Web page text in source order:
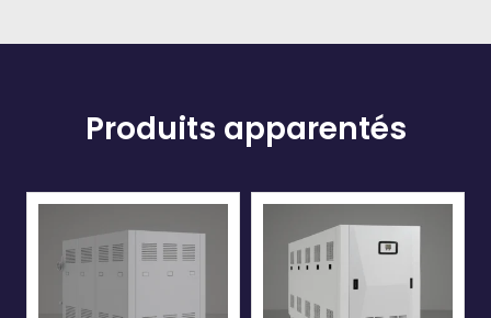
Produits apparentés